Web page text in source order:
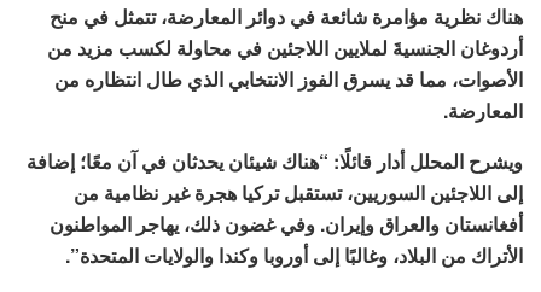
هناك نظرية مؤامرة شائعة في دوائر المعارضة، تتمثل في منح
أردوغان الجنسيةَ لملايين اللاجئين في محاولة لكسب مزيد من
الأصوات، مما قد يسرق الفوز الانتخابي الذي طال انتظاره من
المعارضة.
ويشرح المحلل أدار قائلًا: “هناك شيئان يحدثان في آن معًا؛ إضافة
إلى اللاجئين السوريين، تستقبل تركيا هجرة غير نظامية من
أفغانستان والعراق وإيران. وفي غضون ذلك، يهاجر المواطنون
الأتراك من البلاد، وغالبًا إلى أوروبا وكندا والولايات المتحدة”.